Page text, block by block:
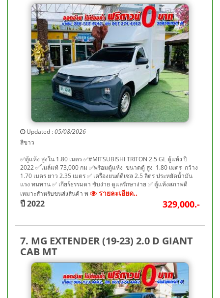
Updated :05/08/2026
สีขาว
✅ตู้แห้ง สูงใน 1.80 เมตร ✅#MITSUBISHI TRITON 2.5 GL ตู้แห้ง ปี
2022 ✅ไมล์แท้ 73,000 กม ✅พร้อมตู้แห้ง ขนาดตู้ สูง 1.80 เมตร กว้าง
1.70 เมตร ยาว 2.35 เมตร ✅ เครื่องยนต์ดีเซล 2.5 ลิตร ประหยัดน้ำมัน
แรง ทนทาน ✅ เกียร์ธรรมดา ขับง่าย ดูแลรักษาง่าย ✅ ตู้แห้งสภาพดี
เหมาะสำหรับขนส่งสินค้า พ
รายละเอียด..
ปี 2022 329,000.-
7. MG EXTENDER (19-23) 2.0 D GIANT
CAB MT